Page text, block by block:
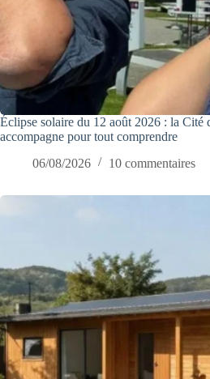
Éclipse solaire du 12 août 2026 : la Cité
accompagne pour tout comprendre
06/08/2026
10 commentaires